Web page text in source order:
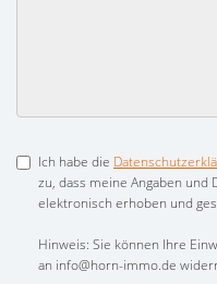
Ich habe die
zu, dass meine Angaben
elektronisch erhoben und
Hinweis: Sie können Ihre
an info@horn-immo.de